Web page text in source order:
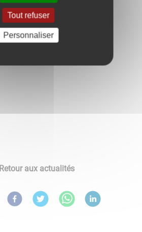
Retour aux actualités
Tout refuser
Personnaliser